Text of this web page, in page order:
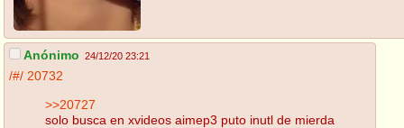
Anónimo 24/12/20 23:21
/#/ 20732
>>20727
solo busca en xvideos aimep3 puto inutl de mierda